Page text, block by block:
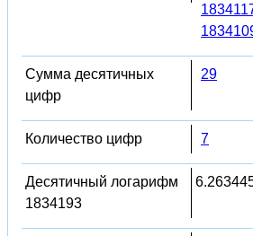
Сумма десятичных
цифр
29
Количество цифр 7
Десятичный логарифм
1834193